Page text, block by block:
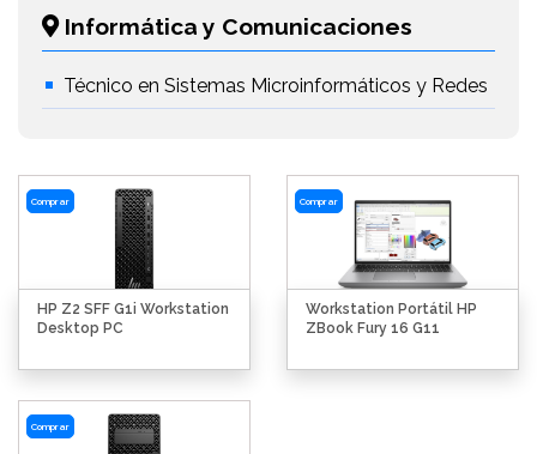
Informática y Comunicaciones
Técnico en Sistemas Microinformáticos y Redes
Comprar
HP Z2 SFF G1i Workstation
Desktop PC
Comprar
Workstation Portátil HP
ZBook Fury 16 G11
Comprar